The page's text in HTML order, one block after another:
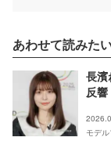
あわせて読みた
長濱
反響
モデ